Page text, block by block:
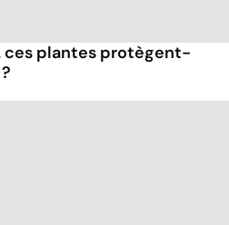
ces plantes protègent-